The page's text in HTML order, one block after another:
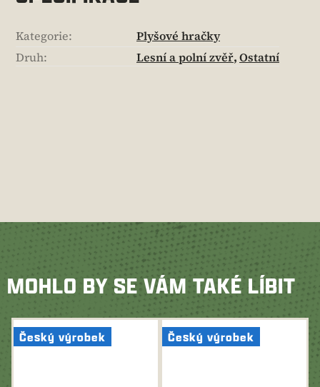
Kategorie:
Plyšové hračky
Druh: Lesní a polní zvěř,Ostatní
MOHLO BY SE VÁM TAKÉ LÍBIT
Český výrobek Český výrobek